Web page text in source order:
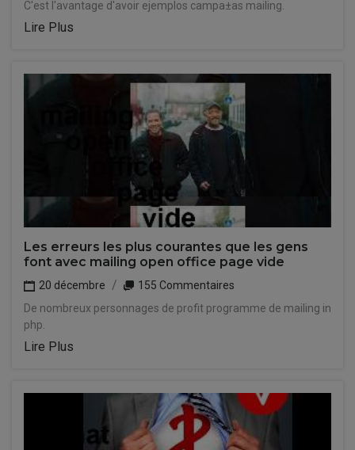
C'est l'avantage d'avoir ejemplos campa±as mailing.
Lire Plus
Les erreurs les plus courantes que les gens
font avec mailing open office page vide
20 décembre
155 Commentaires
De nombreux personnages de profit programme de mailing in
php.
Lire Plus